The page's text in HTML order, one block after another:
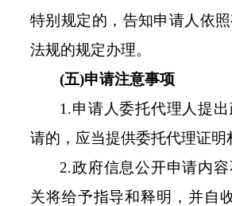
特别规定的，告知申请人依
法规的规定办理。
(五)申请注意事项
1.申请人委托代理人提
请的，应当提供委托代理证明
2.政府信息公开申请内
关将给予指导和释明，并自